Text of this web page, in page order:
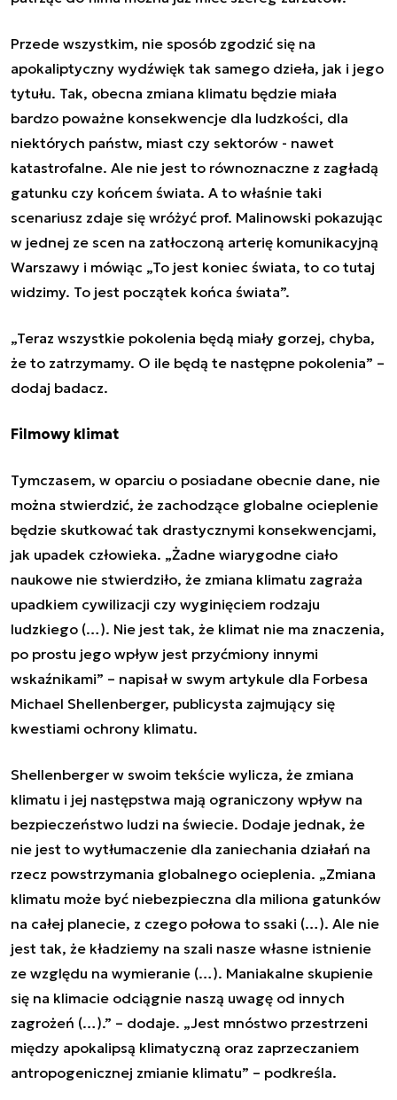
Przede wszystkim, nie sposób zgodzić się na
apokaliptyczny wydźwięk tak samego dzieła, jak i jego
tytułu. Tak, obecna zmiana klimatu będzie miała
bardzo poważne konsekwencje dla ludzkości, dla
niektórych państw, miast czy sektorów - nawet
katastrofalne. Ale nie jest to równoznaczne z zagładą
gatunku czy końcem świata. A to właśnie taki
scenariusz zdaje się wróżyć prof. Malinowski pokazując
w jednej ze scen na zatłoczoną arterię komunikacyjną
Warszawy i mówiąc „To jest koniec świata, to co tutaj
widzimy. To jest początek końca świata”.
„Teraz wszystkie pokolenia będą miały gorzej, chyba,
że to zatrzymamy. O ile będą te następne pokolenia” –
dodaj badacz.
Filmowy klimat
Tymczasem, w oparciu o posiadane obecnie dane, nie
można stwierdzić, że zachodzące globalne ocieplenie
będzie skutkować tak drastycznymi konsekwencjami,
jak upadek człowieka. „Żadne wiarygodne ciało
naukowe nie stwierdziło, że zmiana klimatu zagraża
upadkiem cywilizacji czy wyginięciem rodzaju
ludzkiego (…). Nie jest tak, że klimat nie ma znaczenia,
po prostu jego wpływ jest przyćmiony innymi
wskaźnikami” – napisał w swym artykule dla Forbesa
Michael Shellenberger, publicysta zajmujący się
kwestiami ochrony klimatu.
Shellenberger w swoim tekście wylicza, że zmiana
klimatu i jej następstwa mają ograniczony wpływ na
bezpieczeństwo ludzi na świecie. Dodaje jednak, że
nie jest to wytłumaczenie dla zaniechania działań na
rzecz powstrzymania globalnego ocieplenia. „Zmiana
klimatu może być niebezpieczna dla miliona gatunków
na całej planecie, z czego połowa to ssaki (…). Ale nie
jest tak, że kładziemy na szali nasze własne istnienie
ze względu na wymieranie (…). Maniakalne skupienie
się na klimacie odciągnie naszą uwagę od innych
zagrożeń (…).” – dodaje. „Jest mnóstwo przestrzeni
między apokalipsą klimatyczną oraz zaprzeczaniem
antropogenicznej zmianie klimatu” – podkreśla.